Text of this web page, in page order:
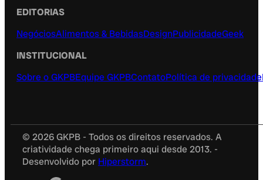
EDITORIAS
NegóciosAlimentos & BebidasDesignPublicidadeGeek
INSTITUCIONAL
Sobre o GKPBEquipe GKPBContatoPolítica de privacidade
© 2026 GKPB - Todos os direitos reservados. A
criatividade chega primeiro aqui desde 2013. -
Desenvolvido por Hiperstorm.